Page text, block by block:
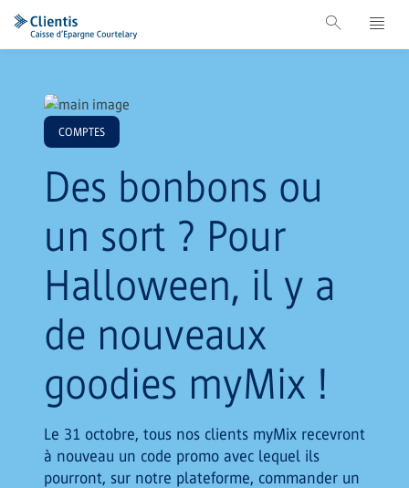
COMPTES
Des bonbons ou
un sort ? Pour
Halloween, il y a
de nouveaux
goodies myMix !
Le 31 octobre, tous nos clients myMix recevront
à nouveau un code promo avec lequel ils
pourront, sur notre plateforme, commander un